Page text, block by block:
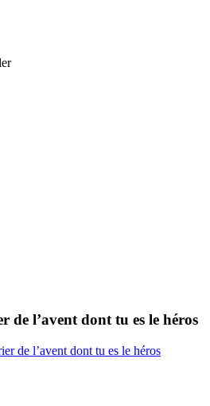
de l’avent dont tu es le héros
de l’avent dont tu es le héros